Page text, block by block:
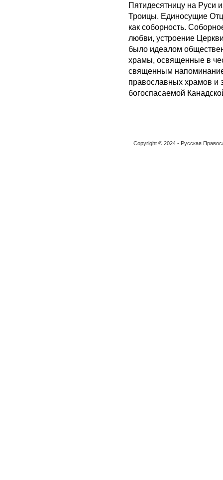
Пятидесятницу на Руси
Троицы. Единосущие
как соборность.
любви, устроение
было идеалом
храмы, освященные в
священным
православных храмов и
богоспасаемой
Copyright © 2024 - Русская